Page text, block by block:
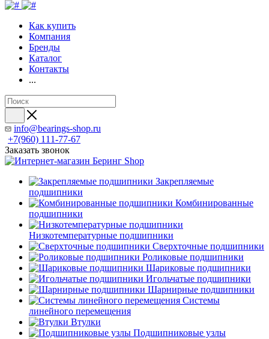
Как купить
Компания
Бренды
Каталог
Контакты
...
info@bearings-shop.ru
+7(960) 111-77-67
Заказать звонок
Закрепляемые
подшипники
Комбинированные
подшипники
Низкотемпературные подшипники
Сверхточные подшипники
Роликовые подшипники
Шариковые подшипники
Игольчатые подшипники
Шарнирные подшипники
Системы
линейного перемещения
Втулки
Подшипниковые узлы